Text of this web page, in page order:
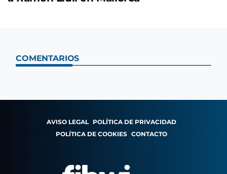
COMENTARIOS
AVISO LEGAL POLÍTICA DE PRIVACIDAD
POLÍTICA DE COOKIES CONTACTO